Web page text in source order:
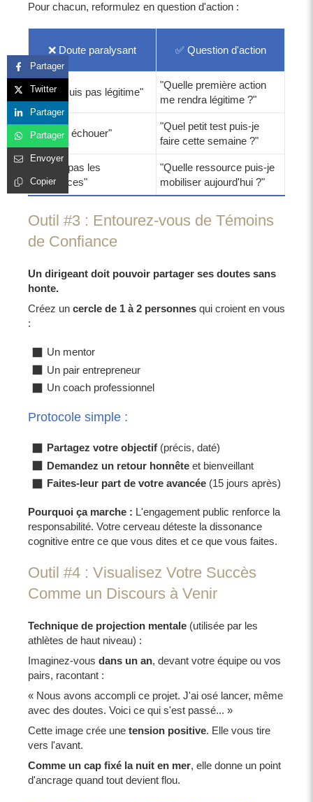
Pour chacun, reformulez en question d'action :
❌ Doute paralysant ✅ Question d'action
"Je ne suis pas légitime"
"Quelle première action
me rendra légitime ?"
"Je vais échouer"
"Quel petit test puis-je
faire cette semaine ?"
"Je n'ai pas les
ressources"
"Quelle ressource puis-je
mobiliser aujourd'hui ?"
Outil #3 : Entourez-vous de Témoins
de Confiance
Un dirigeant doit pouvoir partager ses doutes sans
honte.
Créez un cercle de 1 à 2 personnes qui croient en vous
:
Un mentor
Un pair entrepreneur
Un coach professionnel
Protocole simple :
Partagez votre objectif (précis, daté)
Demandez un retour honnête et bienveillant
Faites-leur part de votre avancée (15 jours après)
Pourquoi ça marche : L'engagement public renforce la
responsabilité. Votre cerveau déteste la dissonance
cognitive entre ce que vous dites et ce que vous faites.
Outil #4 : Visualisez Votre Succès
Comme un Discours à Venir
Technique de projection mentale (utilisée par les
athlètes de haut niveau) :
Imaginez-vous dans un an, devant votre équipe ou vos
pairs, racontant :
« Nous avons accompli ce projet. J'ai osé lancer, même
avec des doutes. Voici ce qui s'est passé... »
Cette image crée une tension positive. Elle vous tire
vers l'avant.
Comme un cap fixé la nuit en mer, elle donne un point
d'ancrage quand tout devient flou.
Partager
Twitter
Partager
Partager
Envoyer
Copier